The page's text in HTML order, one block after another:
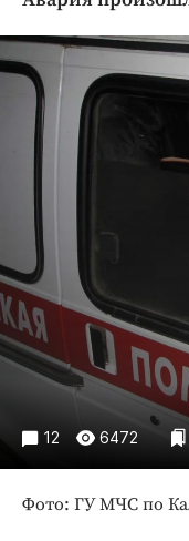
Криминал
Культура
Образование
Общество
Погода
Спорт
Экономика и
ПРОЕКТЫ
Блоги
Издания
Интересное
12 6472
Фото: ГУ МЧС по